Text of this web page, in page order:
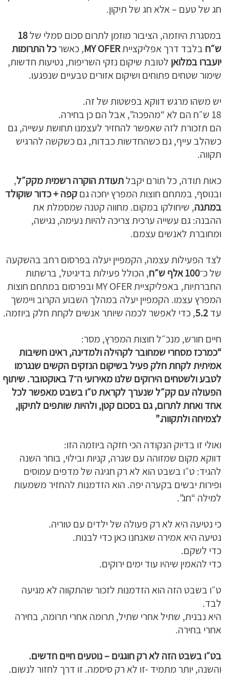
חג של טעם – אלא חג של תיקון.
במסגרת היוזמה, הציבור מוזמן לתרום סכום סמלי של18
ש״ח בלבד דרך אפליקצייתMY OFER, כאשרכל התרומות
יועברו במלואן לטובת שיקום נזקי השריפות, נטיעות חדשות,
שימור שטחים פתוחים ושיקום אזורים טבעיים שנפגעו.
יש משהו מרגש דווקא בפשטות של זה.
18 ש״ח הם לא “מהפכה", אבל הם כן בחירה.
הם תזכורת לזה שאפשר להחזיר לעצמנו תחושת עשייה, גם
כשהלב עייף, גם כשהחדשות כבדות, גם כשקשה להרגיש
תקווה.
כאות תודה, כל תורם יקבלתעודת הוקרה רשמית מקק״ל,
ובנוסף, במתחם חוצות המפרץ יחכה גםקפה + כדור שוקולד
במתנה, שיחולקו במקום. מחווה קטנה שמסמלת את
ההבנה: גם עשייה ערכית צריכה להיות נעימה, נגישה,
ומחוברת לאנשים עצמם.
לצד הפעילות עצמה, הקמפיין יעלה בפרסום רחב בהשקעה
של כ־100 אלף ש״ח
, הכולל פעילות בדיגיטל, ברשתות
החברתיות, באפליקציית MY OFER ובפרסום במתחם חוצות
המפרץ עצמו. הקמפיין יעלה במהלך השבוע הקרוב ויימשך
עד5.2, כדי לאפשר לכמה שיותר אנשים לקחת חלק ביוזמה.
חיים חורש, מנכ״ל חוצות המפרץ, מסר:
“כמרכז מסחרי שמחובר לקהילה ולמדינה, ראינו חשיבות
אמיתית לקחת חלק פעיל בשיקום הנזקים הקשים שנגרמו
לטבע ולשטחים הירוקים שלנו מאירועי ה־7 באוקטובר. שיתוף
הפעולה עם קק״ל שנערך לקראת ט״ו בשבט מאפשר לכל
אחד ואחת לתרום, גם בסכום קטן, ולהיות שותפים לתיקון,
לצמיחה ולתקווה.”
ואולי זו בדיוק הנקודה הכי חזקה ביוזמה הזו:
דווקא מקום שמזוהה עם שגרה, קניות ובילוי, בוחר השנה
להגיד: ט״ו בשבט הוא לא רק חגיגה של מדפים עמוסים
ופירות יבשים בקערה יפה. הוא הזדמנות להחזיר משמעות
למילה “חג”.
כי נטיעה היא לא רק פעולה של ילדים עם טוריה.
נטיעה היא אמירה שאנחנו כאן כדי לבנות.
כדי לשקם.
כדי להאמין שיהיו עוד ימים ירוקים.
ט״ו בשבט הזה הוא הזדמנות לזכור שהתקווה לא מגיעה
לבד.
היא נבנית, שתיל אחרי שתיל, תרומה אחרי תרומה, בחירה
אחרי בחירה.
בט״ו בשבט הזה לא רק חוגגים – נוטעים חיים חדשים.
והשנה, יותר מתמיד -זו לא רק סיסמה. זו דרך לחזור לנשום.